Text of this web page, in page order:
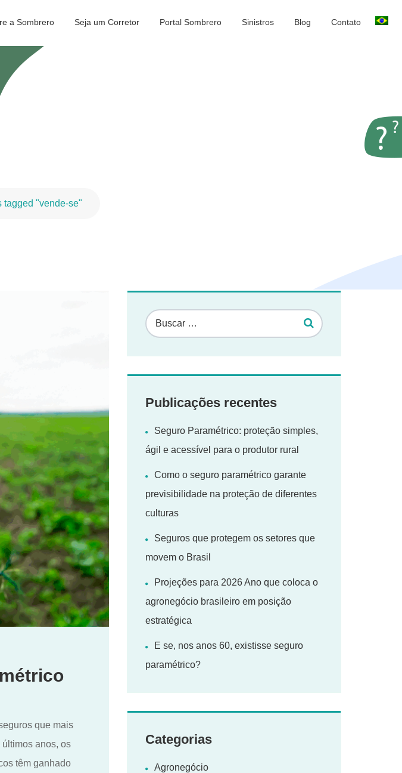
a Sombrero Seja um Corretor Portal Sombrero Sinistros Blog Contato
se
tagged "vende-se"
que mais
anos, os
têm ganhado
Publicações recentes
Seguro Paramétrico: proteção simples,
ágil e acessível para o produtor rural
Como o seguro paramétrico garante
previsibilidade na proteção de diferentes
culturas
Seguros que protegem os setores que
movem o Brasil
Projeções para 2026 Ano que coloca o
agronegócio brasileiro em posição
estratégica
E se, nos anos 60, existisse seguro
paramétrico?
Categorias
Agronegócio